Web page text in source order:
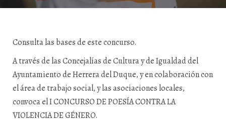
Consulta las bases de este concurso.
A través de las Concejalías de Cultura y de Igualdad del
Ayuntamiento de Herrera del Duque, y en colaboración con
el área de trabajo social, y las asociaciones locales,
convoca el I CONCURSO DE POESÍA CONTRA LA
VIOLENCIA DE GÉNERO.